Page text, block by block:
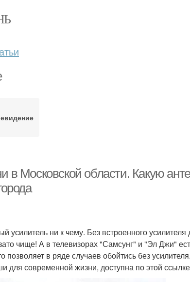
в Московской области. Какую
усилитель ни к чему. Без встроенного усилителя
чище! А в телевизорах "Самсунг" и "Эл Джи"
позволяет в ряде случаев обойтись без усилителя.
для современной жизни, доступна по этой